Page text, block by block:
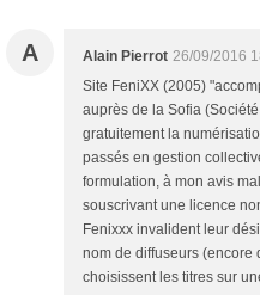
A Alain Pierrot 26/09/2016
Site FeniXX (2005)
auprès de la Sofia
gratuitement la
passés en gestion
formulation, à mon avis
souscrivant une licence
Fenixxx invalident leur
nom de diffuseurs (encore
choisissent les titres sur